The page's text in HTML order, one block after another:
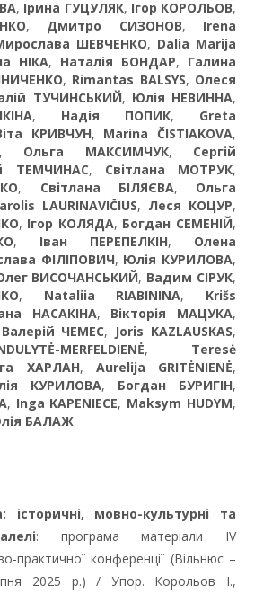
, Ірина ГУЦУЛЯК, Ігор КОРОЛЬОВ,
, Дмитро СИЗОНОВ, Irena
ШЕВЧЕНКО, Dalia Marija
НІКА, Наталія БОНДАР, Галина
, Rimantas BALSYS, Олеся
ТУЧИНСЬКИЙ, Юлія НЕВИННА,
, Надія ПОПИК, Greta
КРИВЧУН, Marina ČISTIAKOVA,
, Ольга МАКСИМЧУК, Сергій
ТЕМЧИНАС, Світлана МОТРУК,
, Світлана БІЛЯЄВА, Ольга
LAURINAVIČIUS, Леся КОЦУР,
, Ігор КОЛЯДА, Богдан СЕМЕНІЙ,
, Іван ПЕРЕПЕЛКІН, Олена
ФІЛІПОВИЧ, Юлія КУРИЛОВА,
ВИСОЧАНСЬКИЙ, Вадим СІРУК,
, Nataliia RIABININA, Krišs
НАСАКІНА, Вікторія МАЦУКА,
Валерій ЧЕМЕС, Joris KAZLAUSKAS,
MERFELDIENĖ, Teresė
ХАРЛАН, Aurelija GRITĖNIENĖ,
КУРИЛОВА, Богдан БУРИГІН,
, Inga KAPENIECE, Maksym HUDYM,
БАЛАЖ
історичні, мовно-культурні та
: програма матеріали ІV
практичної конференції (Вільнюс –
2025 р.) / Упор. Корольов І.,